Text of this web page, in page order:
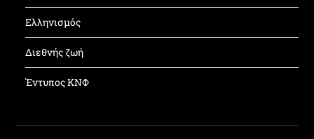
Ελληνισμός
Διεθνής ζωή
Έντυπος ΚΝΦ